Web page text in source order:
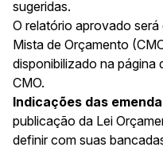
sugeridas.
O relatório aprovado
Mista de Orçamento
disponibilizado na página
CMO.
Indicações das
publicação da Lei
definir com suas